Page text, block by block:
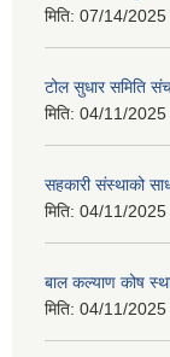
मिति: 07/14/2025
टोल सुधार समिति
मिति: 04/11/2025
सहकारी संस्थाको
मिति: 04/11/2025
बाल कल्याण कोष
मिति: 04/11/2025